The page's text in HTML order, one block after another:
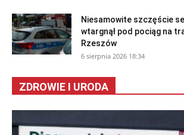
Niesamowite szczęście
wtargnął pod pociąg na
Rzeszów
6 sierpnia 2026 18:34
ZDROWIE I URODA